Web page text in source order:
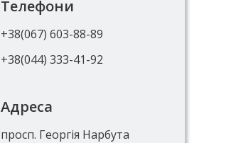
Телефони
+38(067) 603-88-89
+38(044) 333-41-92
Адреса
просп. Георгія Нарбута